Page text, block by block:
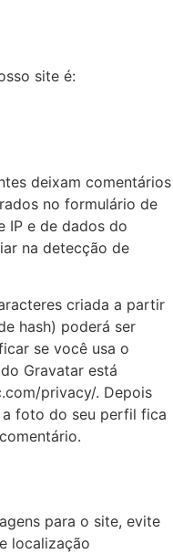
site é:
deixam comentários
no formulário de
IP e de dados do
na detecção de
criada a partir
hash) poderá ser
se você usa o
Gravatar está
privacy/. Depois
foto do seu perfil fica
para o site, evite
localização